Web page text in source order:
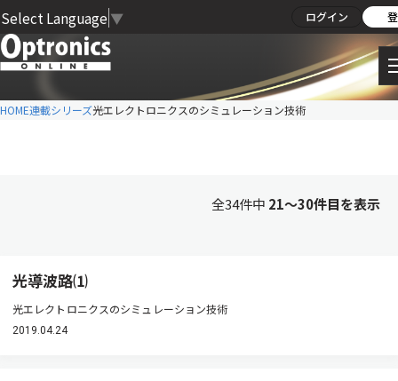
Select Language ▼ ログイン
HOME連載シリーズ光エレクトロニクスのシミュレーション技術
全34件中 21〜30件目を表示
光導波路⑴
光エレクトロニクスのシミュレーション技術
2019.04.24